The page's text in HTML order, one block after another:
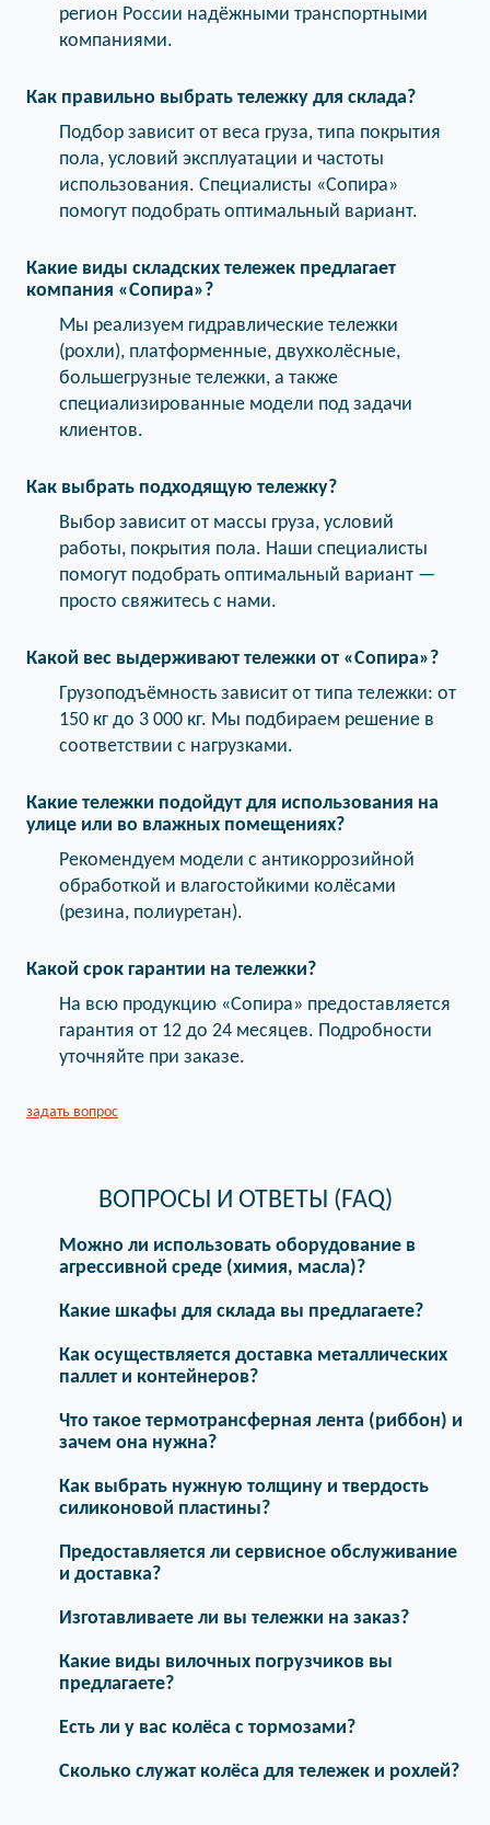
регион России надёжными транспортными
компаниями.
Как правильно выбрать тележку для склада?
Подбор зависит от веса груза, типа покрытия
пола, условий эксплуатации и частоты
использования. Специалисты «Сопира»
помогут подобрать оптимальный вариант.
Какие виды складских тележек предлагает
компания «Сопира»?
Мы реализуем гидравлические тележки
(рохли), платформенные, двухколёсные,
большегрузные тележки, а также
специализированные модели под задачи
клиентов.
Как выбрать подходящую тележку?
Выбор зависит от массы груза, условий
работы, покрытия пола. Наши специалисты
помогут подобрать оптимальный вариант —
просто свяжитесь с нами.
Какой вес выдерживают тележки от «Сопира»?
Грузоподъёмность зависит от типа тележки: от
150 кг до 3 000 кг. Мы подбираем решение в
соответствии с нагрузками.
Какие тележки подойдут для использования на
улице или во влажных помещениях?
Рекомендуем модели с антикоррозийной
обработкой и влагостойкими колёсами
(резина, полиуретан).
Какой срок гарантии на тележки?
На всю продукцию «Сопира» предоставляется
гарантия от 12 до 24 месяцев. Подробности
уточняйте при заказе.
задать вопрос
ВОПРОСЫ И ОТВЕТЫ (FAQ)
Можно ли использовать оборудование в
агрессивной среде (химия, масла)?
Какие шкафы для склада вы предлагаете?
Как осуществляется доставка металлических
паллет и контейнеров?
Что такое термотрансферная лента (риббон) и
зачем она нужна?
Как выбрать нужную толщину и твердость
силиконовой пластины?
Предоставляется ли сервисное обслуживание
и доставка?
Изготавливаете ли вы тележки на заказ?
Какие виды вилочных погрузчиков вы
предлагаете?
Есть ли у вас колёса с тормозами?
Сколько служат колёса для тележек и рохлей?